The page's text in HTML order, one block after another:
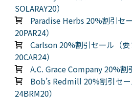
SOLARAY20）
Paradise Herbs 20%割引セ
20PAR24）
Carlson 20%割引セール（
20CAR24）
A.C. Grace Company 20%割
Bob’s Redmill 20%割引セ
24BRM20）